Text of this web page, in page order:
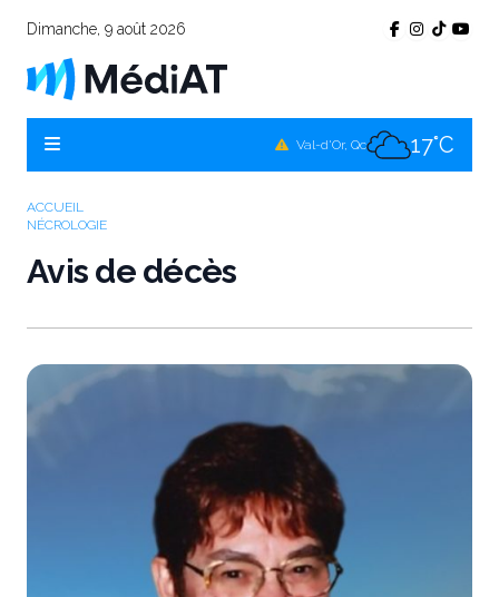
Dimanche, 9 août 2026
Val-d'Or, Qc 17°C
ACCUEIL
NÉCROLOGIE
Avis de décès